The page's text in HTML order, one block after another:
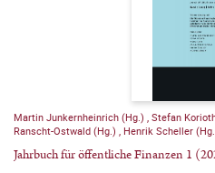
Martin Junkernheinrich (Hg.) Stefan
Ranscht-Ostwald (Hg.)
Henrik Scheller
Jahrbuch für öffentliche Finanzen 1